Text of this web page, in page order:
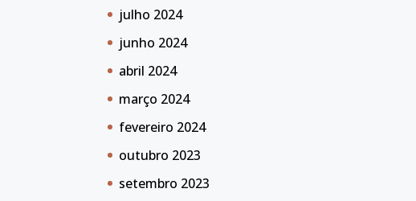
julho 2024
junho 2024
abril 2024
março 2024
fevereiro 2024
outubro 2023
setembro 2023